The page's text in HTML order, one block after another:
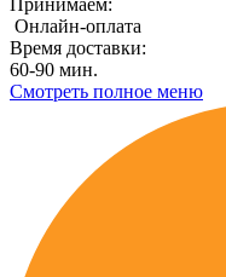
Онлайн-оплата
Время доставки:
60-90 мин.
Смотреть полное меню